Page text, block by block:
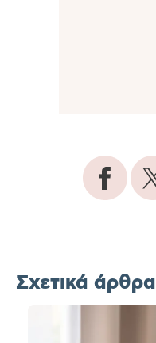
Σχετικά άρθρα